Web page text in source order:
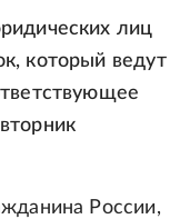
лиц
который ведут
России,